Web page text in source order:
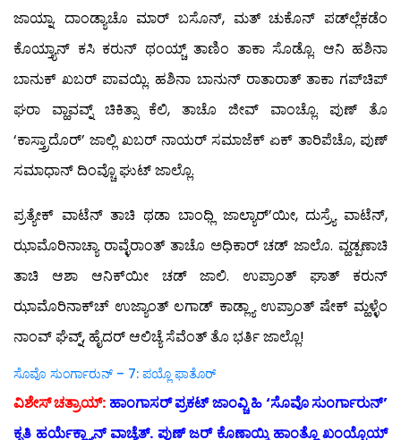
ಜಾಯ್ನಾ. ದಾಂಡ್ಯಾಚೊ ಮಾರ್ ಬಸೊನ್, ಮತ್ ಚುಕೊನ್ ಪಡ್‍ಲ್ಲೆಕಡೆಂ
ಕೊಯ್ತ್ಯಾನ್ ಕಸಿ ಕರುನ್ ಥಂಯ್ಚ್ ತಾಣಿಂ ತಾಕಾ ಸೊಡ್ಲೊ. ಆನಿ ಹಶಿನಾ
ಬಾನುಕ್ ಖಬರ್ ಪಾವಯ್ಲಿ. ಹಶಿನಾ ಬಾನುನ್ ರಾತಾರಾತ್ ತಾಕಾ ಗಪ್‍ಚಿಪ್
ಘರಾ ವ್ಹಾವವ್ನ್ ಚಿಕಿತ್ಸಾ ಕೆಲಿ, ತಾಚೊ ಜೀವ್ ವಾಂಚ್ಲೊ. ಪುಣ್ ತೊ
‘ಕಾಸ್ತ್ರಾದೊರ್’ ಜಾಲ್ಲಿ ಖಬರ್ ನಾಯರ್ ಸಮಾಜೆಕ್ ಏಕ್ ತಾರಿಪೆಚೊ, ಪುಣ್
ಸಮಾಧಾನ್ ದಿಂವ್ಚೊ ಘುಟ್ ಜಾಲ್ಲೊ.
ಪ್ರತ್ಯೇಕ್ ವಾಟೆನ್ ತಾಚಿ ಥಡಾ ಬಾಂಧ್ಲಿ ಜಾಲ್ಯಾರ್’ಯೀ, ದುಸ್ರ್ಯೆ ವಾಟೆನ್,
ಝಾಮೊರಿನಾಚ್ಯಾ ರಾವ್ಳೆರಾಂತ್ ತಾಚೊ ಅಧಿಕಾರ್ ಚಡ್ ಜಾಲೊ. ವ್ಹಡ್ಪಣಾಚಿ
ತಾಚಿ ಆಶಾ ಆನಿಕ್‍ಯೀ ಚಡ್ ಜಾಲಿ. ಉಪ್ರಾಂತ್ ಘಾತ್ ಕರುನ್
ಝಾಮೊರಿನಾಕ್‍ಚ್ ಉಜ್ಯಾಂತ್ ಲಗಾಡ್ ಕಾಡ್ಲ್ಯಾ ಉಪ್ರಾಂತ್ ಷೇಕ್ ಮ್ಹಳ್ಳೆಂ
ನಾಂವ್ ಘೆವ್ನ್, ಹೈದರ್ ಆಲಿಚ್ಯೆ ಸೆವೆಂತ್ ತೊ ಭರ್ತಿ ಜಾಲ್ಲೊ!
ಸೊವೊ ಸುಂರ್ಗಾರುನ್ – 7: ಪಯ್ಲೊ ಫಾತೊರ್
ವಿಶೇಸ್ ಚತ್ರಾಯ್:ಹಾಂಗಾಸರ್ ಪ್ರಕಟ್ ಜಾಂವ್ಚಿ ಹಿ ‘ಸೊವೊ ಸುಂರ್ಗಾರುನ್’
ಕೃತಿ ಹರ್ಯೆಕ್ಲ್ಯಾನ್ ವಾಚ್ಯೆತ್. ಪುಣ್ ಜರ್ ಕೊಣಾಯ್ಕಿ ಹಾಂತ್ಲೊ ಖಂಯ್ಚೊಯ್